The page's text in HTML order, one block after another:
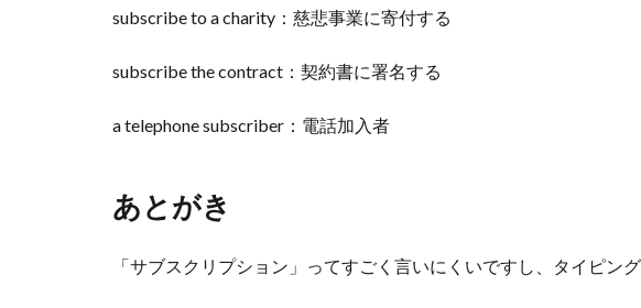
subscribe to a charity：慈悲事業に寄付する
subscribe the contract：契約書に署名する
a telephone subscriber：電話加入者
あとがき
「サブスクリプション」ってすごく言いにくいですし、タイピン